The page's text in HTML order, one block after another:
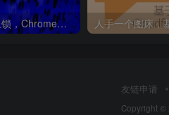
给谷歌浏览器上锁，Chrome浏览器保护的最佳方法。
友链申请
Copyright ©